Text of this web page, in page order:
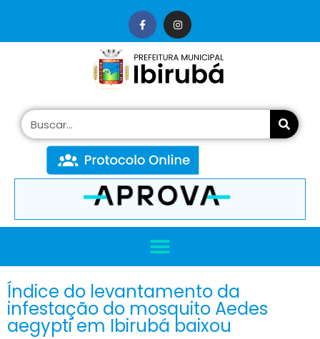
Índice do levantamento da
infestação do mosquito Aedes
aegypti em Ibirubá baixou